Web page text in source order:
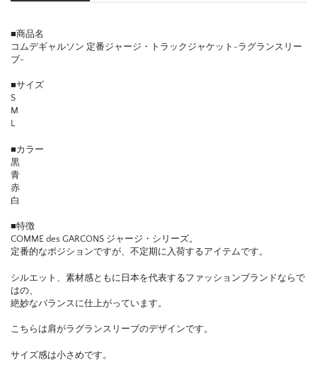
■商品名
コムデギャルソン 定番ジャージ・トラックジャケット-ラグランスリー
ブ-
■サイズ
S
M
L
■カラー
黒
青
赤
白
■特徴
COMME des GARCONS ジャージ・シリーズ。
定番的なポジションですが、不定期に入荷するアイテムです。
シルエット、素材感ともに日本を代表するファッションブランドならで
はの、
絶妙なバランスに仕上がっています。
こちらは肩がラグランスリーブのデザインです。
サイズ感は小さめです。